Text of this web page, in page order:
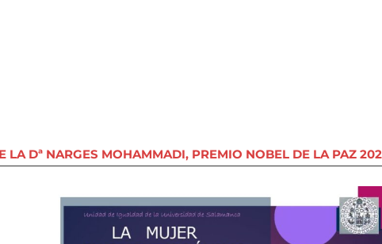
LA Dª NARGES MOHAMMADI, PREMIO NOBEL DE LA PAZ